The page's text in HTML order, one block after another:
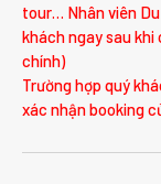
tour… Nhân viên
khách ngay sau khi
chính)
Trường hợp quý
xác nhận booking